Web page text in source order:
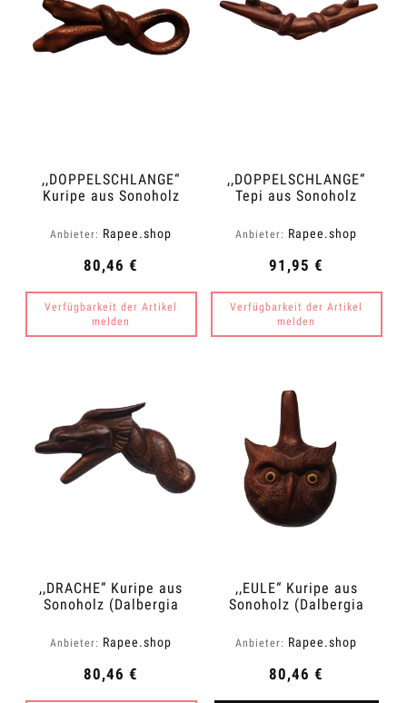
,,DOPPELSCHLANGE“
Kuripe aus Sonoholz
Anbieter: Rapee.shop
80,46 €
Verfügbarkeit der Artikel
melden
,,DOPPELSCHLANGE“
Tepi aus Sonoholz
Anbieter: Rapee.shop
91,95 €
Verfügbarkeit der Artikel
melden
,,DRACHE“ Kuripe aus
Sonoholz (Dalbergia
Anbieter: Rapee.shop
80,46 €
,,EULE“ Kuripe aus
Sonoholz (Dalbergia
Anbieter: Rapee.shop
80,46 €